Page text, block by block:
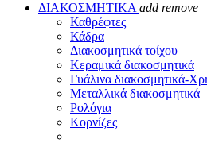
ΔΙΑΚΟΣΜΗΤΙΚΑ add remove
Καθρέφτες
Κάδρα
Διακοσμητικά τοίχου
Κεραμικά διακοσμητικά
Γυάλινα διακοσμητικά-
Μεταλλικά διακοσμητικά
Ρολόγια
Κορνίζες